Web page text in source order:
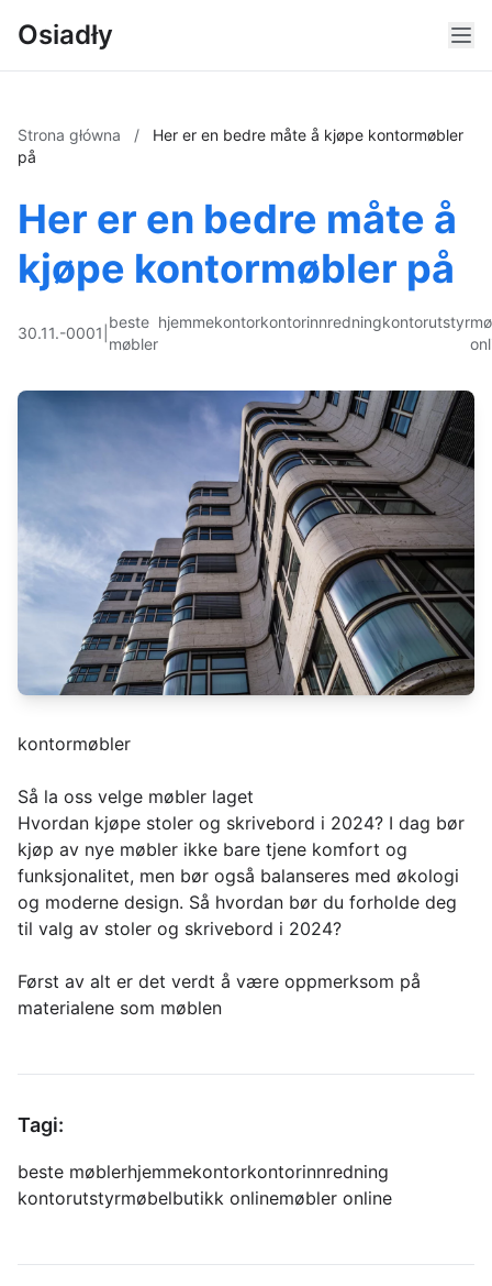
Osiadły
Strona główna /
Her er en bedre måte å kjøpe kontormøbler
på
Her er en bedre måte å
kjøpe kontormøbler på
30.11.-0001
beste
møbler
hjemmekontorkontorinnredningkontorutstyr
kontormøbler
Så la oss velge møbler laget
Hvordan kjøpe stoler og skrivebord i 2024? I dag bør
kjøp av nye møbler ikke bare tjene komfort og
funksjonalitet, men bør også balanseres med økologi
og moderne design. Så hvordan bør du forholde deg
til valg av stoler og skrivebord i 2024?
Først av alt er det verdt å være oppmerksom på
materialene som møblen
Tagi:
beste møblerhjemmekontorkontorinnredning
kontorutstyrmøbelbutikk onlinemøbler online